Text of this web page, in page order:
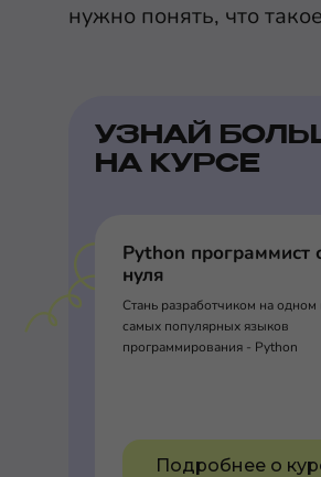
нужно понять, что
УЗНАЙ
НА КУРСЕ
Python программист
нуля
Стань разработчиком на одном
самых популярных языков
программирования - Python
Подробнее о